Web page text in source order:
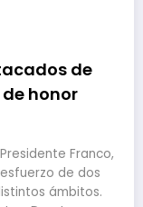
de
honor
Franco,
de dos
ámbitos.